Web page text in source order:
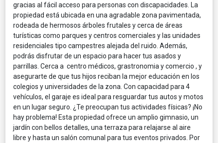
gracias al fácil acceso para personas con discapacidades. La
propiedad está ubicada en una agradable zona pavimentada,
rodeada de hermosos árboles frutales y cerca de áreas
turísticas como parques y centros comerciales y las unidades
residenciales tipo campestres alejada del ruido. Además,
podrás disfrutar de un espacio para hacer tus asados y
parrillas. Cerca a centro médicos, grastronomia y comercio , y
asegurarte de que tus hijos reciban la mejor educación en los
colegios y universidades de la zona. Con capacidad para 4
vehículos, el garaje es ideal para resguardar tus autos y motos
en un lugar seguro. ¿Te preocupan tus actividades físicas? ¡No
hay problema! Esta propiedad ofrece un amplio gimnasio, un
jardín con bellos detalles, una terraza para relajarse al aire
libre y hasta un salón comunal para tus eventos privados. Por